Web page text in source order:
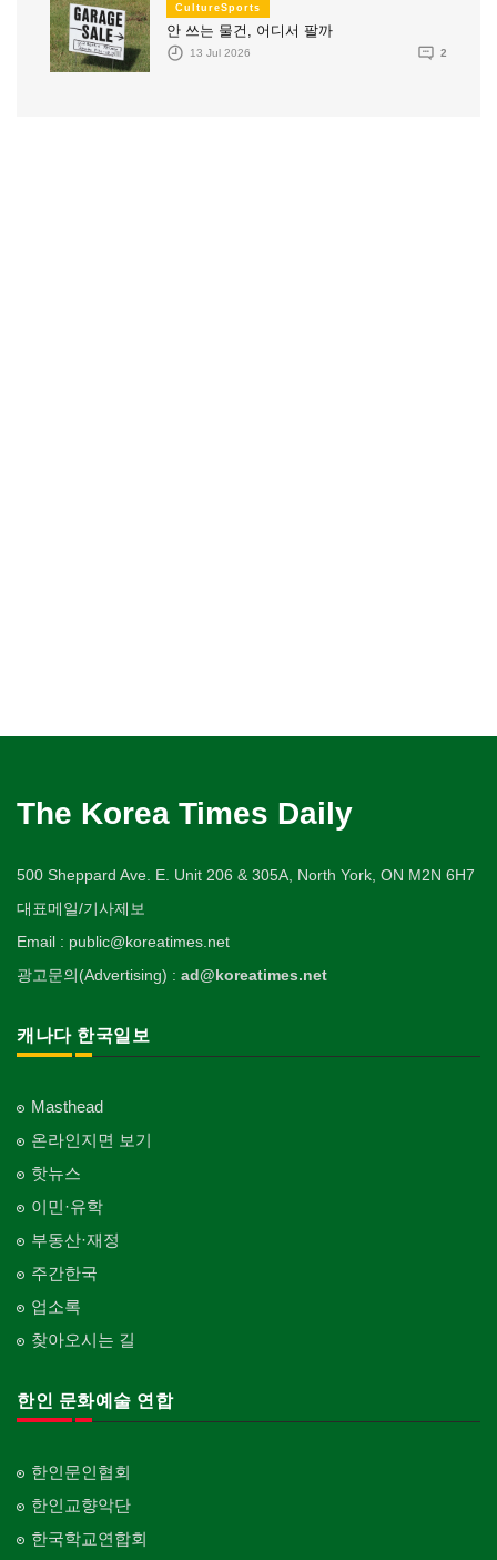
CultureSports
안 쓰는 물건, 어디서 팔까
13 Jul 2026 2
The Korea Times Daily
500 Sheppard Ave. E. Unit 206 & 305A, North York, ON M2N 6H7
대표메일/기사제보
Email : public@koreatimes.net
광고문의(Advertising) : ad@koreatimes.net
캐나다 한국일보
Masthead
온라인지면 보기
핫뉴스
이민·유학
부동산·재정
주간한국
업소록
찾아오시는 길
한인 문화예술 연합
한인문인협회
한인교향악단
한국학교연합회